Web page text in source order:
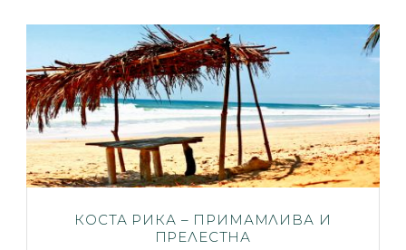
КОСТА РИКА – ПРИМАМЛИВА И
ПРЕЛЕСТНА